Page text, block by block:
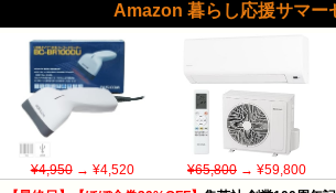
Amazon 暮らし応援サマー
¥4,950→ ¥4,520 ¥65,800→ ¥59,800